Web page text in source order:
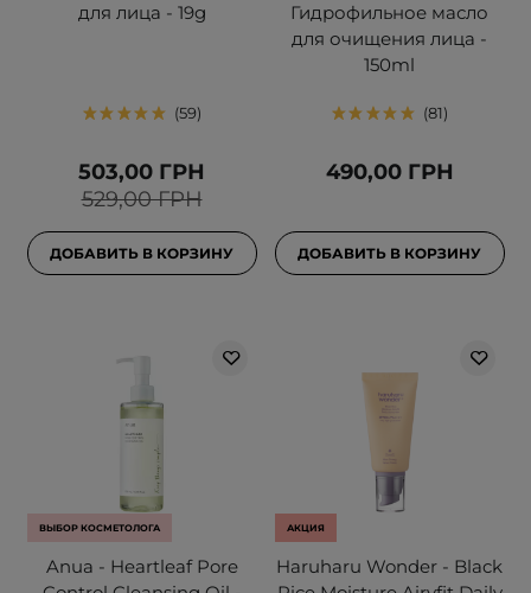
для лица - 19g
59
529,00 ГРН
503,00 ГРН
ДОБАВИТЬ В КОРЗИНУ
Гидрофильное масло
для очищения лица -
150ml
81
490,00 ГРН
ДОБАВИТЬ В КОРЗИНУ
ВЫБОР КОСМЕТОЛОГА
Anua - Heartleaf Pore
АКЦИЯ
Haruharu Wonder - Black